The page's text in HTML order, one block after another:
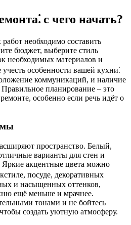
с чего начать?
необходимо составить
бюджет, выберите стиль
необходимых материалов и
особенности вашей кухни⁚
коммуникаций, и наличие
планирование – это
особенно если речь идёт о
пространство. Белый,
варианты для стен и
Яркие акцентные цвета можно
посуде, декоративных
и насыщенных оттенков,
ещё меньше и мрачнее.
тонами и не бойтесь
создать уютную атмосферу.